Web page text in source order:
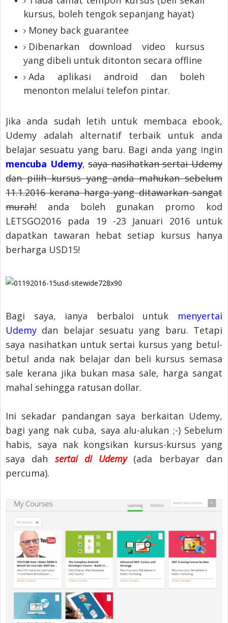
kursus, boleh tengok sepanjang hayat)
Money back guarantee
Dibenarkan download video kursus
yang dibeli untuk ditonton secara offline
Ada aplikasi android dan boleh
menonton melalui telefon pintar.
Jika anda sudah letih untuk membaca ebook,
Udemy adalah alternatif terbaik untuk anda
belajar sesuatu yang baru. Bagi anda yang ingin
mencuba Udemy,saya nasihatkan sertai Udemy
dan pilih kursus yang anda mahukan sebelum
11.1.2016 kerana harga yang ditawarkan sangat
murah! anda boleh gunakan promo kod
LETSGO2016 pada 19 -23 Januari 2016 untuk
dapatkan tawaran hebat setiap kursus hanya
berharga USD15!
Bagi saya, ianya berbaloi untuk menyertai
Udemy dan belajar sesuatu yang baru. Tetapi
saya nasihatkan untuk sertai kursus yang betul-
betul anda nak belajar dan beli kursus semasa
sale kerana jika bukan masa sale, harga sangat
mahal sehingga ratusan dollar.
Ini sekadar pandangan saya berkaitan Udemy,
bagi yang nak cuba, saya alu-alukan ;-) Sebelum
habis, saya nak kongsikan kursus-kursus yang
saya dah sertai di Udemy(ada berbayar dan
percuma).